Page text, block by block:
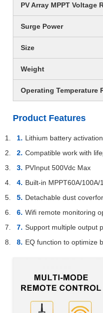
PV Array MPPT Voltage
Surge Power
Size
Weight
Operating Temperature
Product Features
Lithium battery
Compatible work with
PVInput 500Vdc Max
Built-in MPPT60A/100A/
Detachable dust
Wifi remote monitoring
Support multiple output
EQ function to optimize